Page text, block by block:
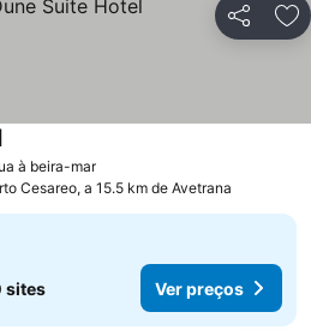
Partilhar
à beira-marVer preços
Ver preços
Cesareo, a 15.5 km de Avetrana
sites Ver preços